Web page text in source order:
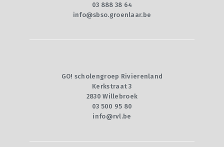
03 888 38 64
info@sbso.groenlaar.be
GO! scholengroep Rivierenland
Kerkstraat 3
2830 Willebroek
03 500 95 80
info@rvl.be